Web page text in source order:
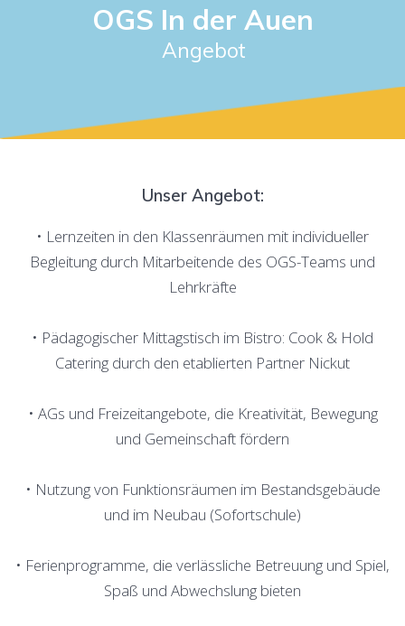
OGS In der Auen
Angebot
Unser Angebot:
• Lernzeiten in den Klassenräumen mit individueller
Begleitung durch Mitarbeitende des OGS-Teams und
Lehrkräfte
• Pädagogischer Mittagstisch im Bistro: Cook & Hold
Catering durch den etablierten Partner Nickut
• AGs und Freizeitangebote, die Kreativität, Bewegung
und Gemeinschaft fördern
• Nutzung von Funktionsräumen im Bestandsgebäude
und im Neubau (Sofortschule)
• Ferienprogramme, die verlässliche Betreuung und Spiel,
Spaß und Abwechslung bieten